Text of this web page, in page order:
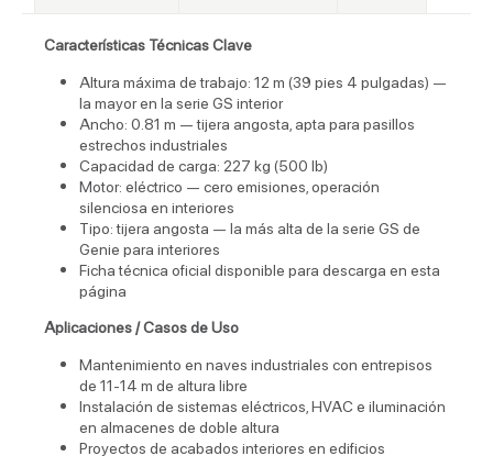
Características Técnicas Clave
Altura máxima de trabajo: 12 m (39 pies 4 pulgadas) —
la mayor en la serie GS interior
Ancho: 0.81 m — tijera angosta, apta para pasillos
estrechos industriales
Capacidad de carga: 227 kg (500 lb)
Motor: eléctrico — cero emisiones, operación
silenciosa en interiores
Tipo: tijera angosta — la más alta de la serie GS de
Genie para interiores
Ficha técnica oficial disponible para descarga en esta
página
Aplicaciones / Casos de Uso
Mantenimiento en naves industriales con entrepisos
de 11-14 m de altura libre
Instalación de sistemas eléctricos, HVAC e iluminación
en almacenes de doble altura
Proyectos de acabados interiores en edificios